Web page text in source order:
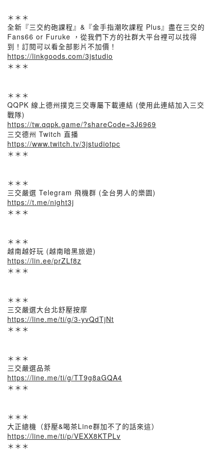
＊＊＊
全新『三交約砲課程』&『金手指潮吹課程 Plus』盡在三交的
Fans66 or Furuke ，從我們下方的社群大平台裡可以找得
到！訂閱可以看全部影片不加價！
https://linkgoods.com/3jstudio
＊＊＊
＊＊＊
QQPK 線上德州撲克三交專屬下載連結 (使用此連結加入三交
戰隊)
https://tw.qqpk.game/?shareCode=3J6969
三交德州 Twitch 直播
https://www.twitch.tv/3jstudiotpc
＊＊＊
＊＊＊
三交嚴選 Telegram 飛機群 (全台男人的樂園)
https://t.me/night3j
＊＊＊
＊＊＊
越南越好玩 (越南暗黑旅遊)
https://lin.ee/prZLf8z
＊＊＊
＊＊＊
三交嚴選大台北舒壓按摩
https://line.me/ti/g/3-yvQdTjNt
＊＊＊
＊＊＊
三交嚴選品茶
https://line.me/ti/g/TT9g8aGQA4
＊＊＊
＊＊＊
大正總機（舒壓&喝茶Line群加不了的話來這）
https://line.me/ti/p/VEXX8KTPLv
＊＊＊